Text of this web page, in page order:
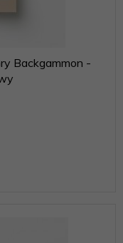
Backgammon -